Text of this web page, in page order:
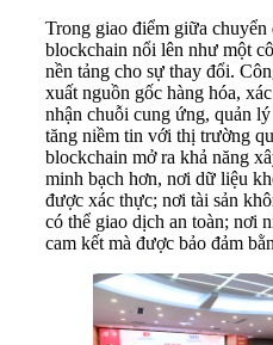
Trong giao điểm giữa
blockchain nổi lên như một
nền tảng cho sự thay đổi.
xuất nguồn gốc hàng hóa,
nhận chuỗi cung ứng, quản
tăng niềm tin với thị trường
blockchain mở ra khả năng
minh bạch hơn, nơi dữ liệu
được xác thực; nơi tài sản
có thể giao dịch an toàn; nơi
cam kết mà được bảo đảm